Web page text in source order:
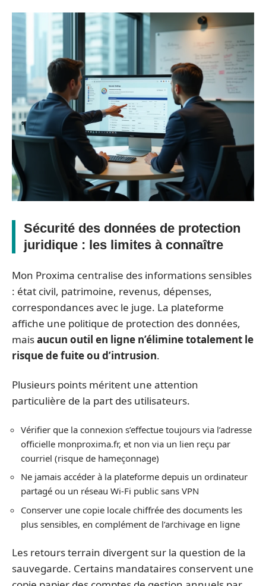
Sécurité des données de protection
juridique : les limites à connaître
Mon Proxima centralise des informations sensibles
: état civil, patrimoine, revenus, dépenses,
correspondances avec le juge. La plateforme
affiche une politique de protection des données,
maisaucun outil en ligne n’élimine totalement le
risque de fuite ou d’intrusion.
Plusieurs points méritent une attention
particulière de la part des utilisateurs.
Vérifier que la connexion s’effectue toujours via l’adresse
officielle monproxima.fr, et non via un lien reçu par
courriel (risque de hameçonnage)
Ne jamais accéder à la plateforme depuis un ordinateur
partagé ou un réseau Wi-Fi public sans VPN
Conserver une copie locale chiffrée des documents les
plus sensibles, en complément de l’archivage en ligne
Les retours terrain divergent sur la question de la
sauvegarde. Certains mandataires conservent une